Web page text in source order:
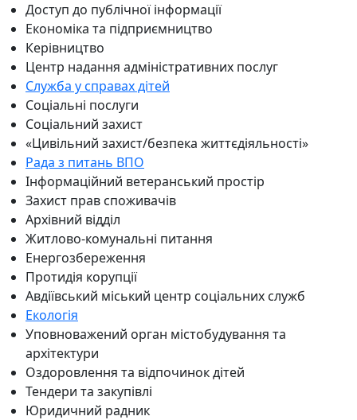
Доступ до публічної інформації
Економіка та підприємництво
Керівництво
Центр надання адміністративних послуг
Служба у справах дітей
Соціальні послуги
Соціальний захист
«Цивільний захист/безпека життєдіяльності»
Рада з питань ВПО
Інформаційний ветеранський простір
Захист прав споживачів
Архівний відділ
Житлово-комунальні питання
Енергозбереження
Протидія корупції
Авдіївський міський центр соціальних служб
Екологія
Уповноважений орган містобудування та
архітектури
Оздоровлення та відпочинок дітей
Тендери та закупівлі
Юридичний радник